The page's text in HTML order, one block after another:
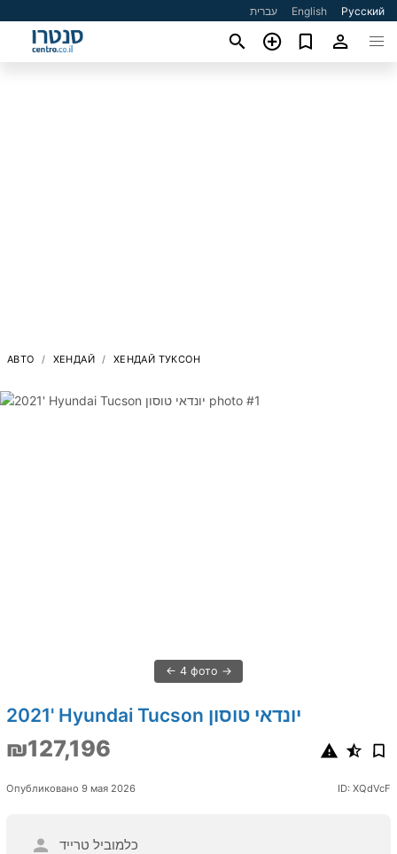
עברית English Русский
АВТО ХЕНДАЙ ХЕНДАЙ ТУКСОН
4 фото
2021' Hyundai Tucson יונדאי טוסון
₪127,196
Опубликовано 9 мая 2026 ID: XQdVcF
כלמוביל טרייד